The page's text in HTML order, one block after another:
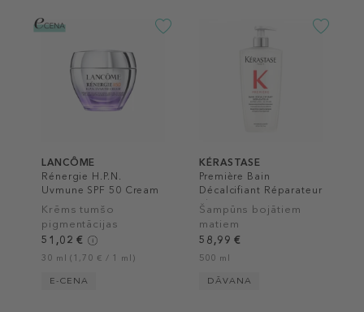
LANCÔME
Rénergie H.P.N.
Uvmune SPF 50 Cream
Krēms tumšo
pigmentācijas
plankumu koriģēšanai
51,02 €
30 ml (1,70 € / 1 ml)
E-CENA
KÉRASTASE
Première Bain
Décalcifiant Réparateur
Shampoo
Šampūns bojātiem
matiem
58,99 €
500 ml
DĀVANA